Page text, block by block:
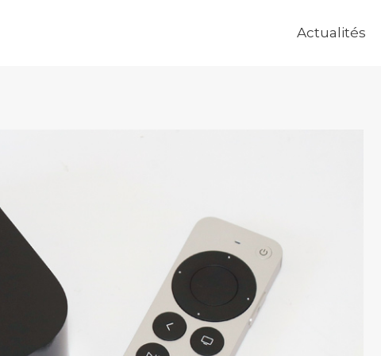
Actualités